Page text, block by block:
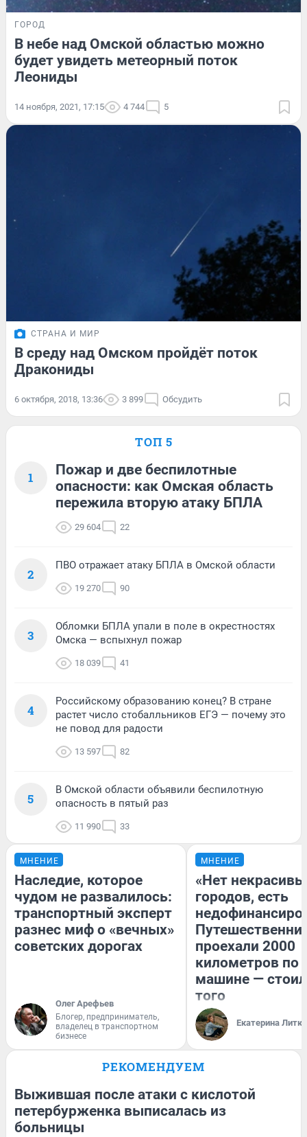
ГОРОД
В небе над Омской областью можно
будет увидеть метеорный поток
Леониды
14 ноября, 2021, 17:15 4 744 5
СТРАНА И МИР
В среду над Омском пройдёт поток
Дракониды
6 октября, 2018, 13:36 3 899 Обсудить
ТОП 5
1
Пожар и две беспилотные
опасности: как Омская область
пережила вторую атаку БПЛА
29 604 22
2
ПВО отражает атаку БПЛА в Омской области
19 270 90
3
Обломки БПЛА упали в поле в окрестностях
Омска — вспыхнул пожар
18 039 41
4
Российскому образованию конец? В стране
растет число стобалльников ЕГЭ — почему это
не повод для радости
13 597 82
5
В Омской области объявили беспилотную
опасность в пятый раз
11 990 33
МНЕНИЕ
Наследие, которое
чудом не развалилось:
транспортный эксперт
разнес миф о «вечных»
советских дорогах
Олег Арефьев
Блогер, предприниматель,
владелец в транспортном
бизнесе
МНЕНИЕ
«Нет
городов, есть
проехали 2000
километров по
машине —
того
Екатерина
РЕКОМЕНДУЕМ
Выжившая после атаки с кислотой
петербурженка выписалась из
больницы